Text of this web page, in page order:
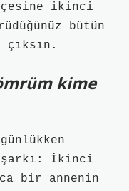
ikinci
bütün
kime
şarkı: İkinci
bir annenin